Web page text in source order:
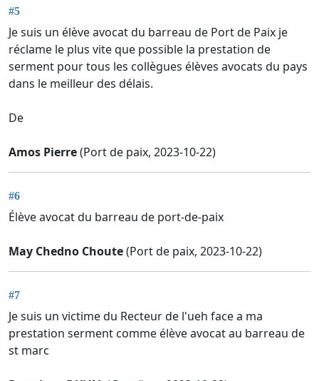
#5
Je suis un élève avocat du barreau de Port de Paix je
réclame le plus vite que possible la prestation de
serment pour tous les collègues élèves avocats du pays
dans le meilleur des délais.
De
Amos Pierre(Port de paix, 2023-10-22)
#6
Élève avocat du barreau de port-de-paix
May Chedno Choute(Port de paix, 2023-10-22)
#7
Je suis un victime du Recteur de l'ueh face a ma
prestation serment comme élève avocat au barreau de
st marc